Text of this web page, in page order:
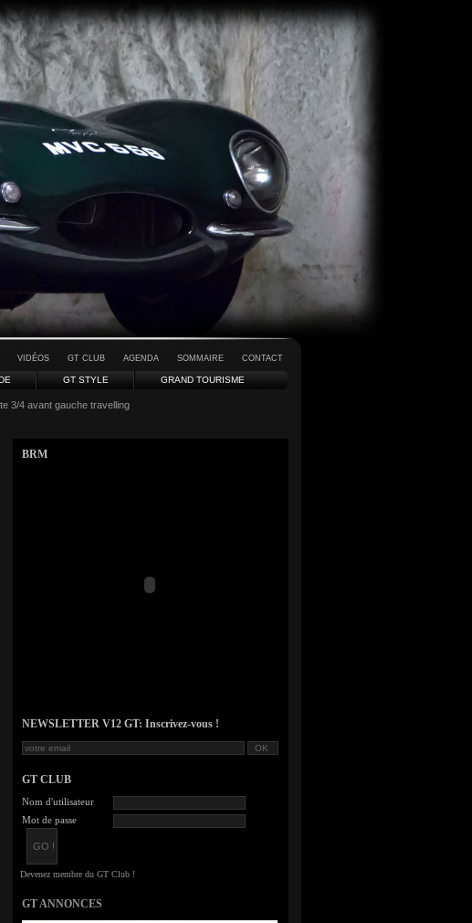
VIDÉOS GT CLUB AGENDA SOMMAIRE CONTACT
GT STYLE GRAND TOURISME
3/4 avant gauche travelling
BRM
NEWSLETTER V12 GT: Inscrivez-vous !
GT CLUB
Nom d'utilisateur
Mot de passe
GT ANNONCES